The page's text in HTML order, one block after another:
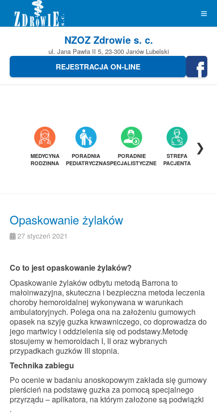
NZOZ Zdrowie s. c.
ul. Jana Pawła II 5, 23-300 Janów Lubelski
REJESTRACJA ON-LINE
MEDYCYNA
RODZINNA
PORADNIA
PEDIATRYCZNA
PORADNIE
SPECJALISTYCZNE
STREFA
PACJENTA
❯
Opaskowanie żylaków
27 styczeń 2021
Co to jest opaskowanie żylaków?
Opaskowanie żylaków odbytu metodą Barrona to
małoinwazyjna, skuteczna i bezpieczna metoda leczenia
choroby hemoroidalnej wykonywana w warunkach
ambulatoryjnych. Polega ona na założeniu gumowych
opasek na szyję guzka krwawniczego, co doprowadza do
jego martwicy i oddzielenia się od podstawy.Metodę
stosujemy w hemoroidach I, II oraz wybranych
przypadkach guzków III stopnia.
Technika zabiegu
Po ocenie w badaniu anoskopowym zakłada się gumowy
pierścień na podstawę guzka za pomocą specjalnego
przyrządu – aplikatora, na którym założone są podwiązki
.